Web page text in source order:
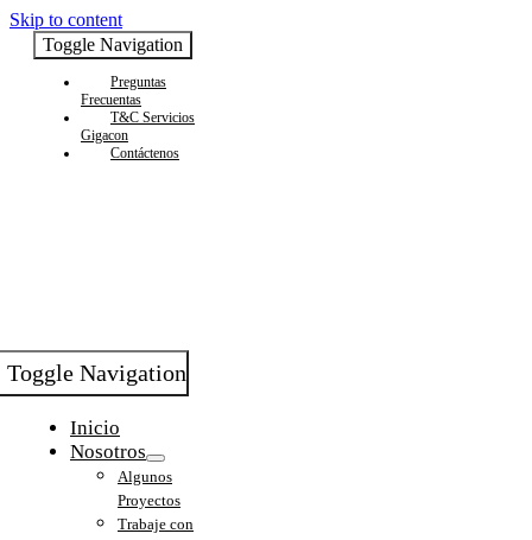
Skip to content
Toggle Navigation
Preguntas
Frecuentas
T&C Servicios
Gigacon
Contáctenos
Toggle Navigation
Inicio
Nosotros
Algunos
Proyectos
Trabaje con